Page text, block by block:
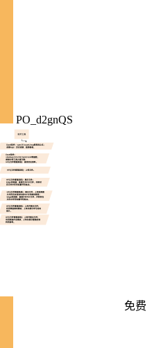
PO_d2gnQS
免费